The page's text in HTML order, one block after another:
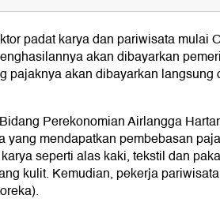
padat karya dan pariwisata mulai
akan dibayarkan
pajaknya akan dibayarkan langsung
Perekonomian Airlangga
yang mendapatkan pembebasan
seperti alas kaki, tekstil dan
kulit. Kemudian, pekerja